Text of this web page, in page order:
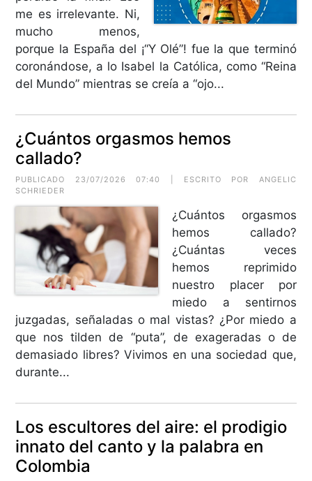
me es irrelevante. Ni,
mucho menos,
porque la España del ¡“Y Olé”! fue la que terminó
coronándose, a lo Isabel la Católica, como “Reina
del Mundo” mientras se creía a “ojo...
¿Cuántos orgasmos hemos
callado?
PUBLICADO 23/07/2026 07:40 | ESCRITO POR
ANGELIC
SCHRIEDER
¿Cuántos orgasmos
hemos callado?
¿Cuántas veces
hemos reprimido
nuestro placer por
miedo a sentirnos
juzgadas, señaladas o mal vistas? ¿Por miedo a
que nos tilden de “puta”, de exageradas o de
demasiado libres? Vivimos en una sociedad que,
durante...
Los escultores del aire: el prodigio
innato del canto y la palabra en
Colombia